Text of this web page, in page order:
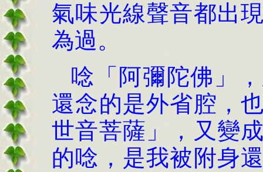
氣味光線聲音都出
為過。
唸「阿彌陀佛」
還念的是外省腔，
世音菩薩」，又變
的唸，是我被附身